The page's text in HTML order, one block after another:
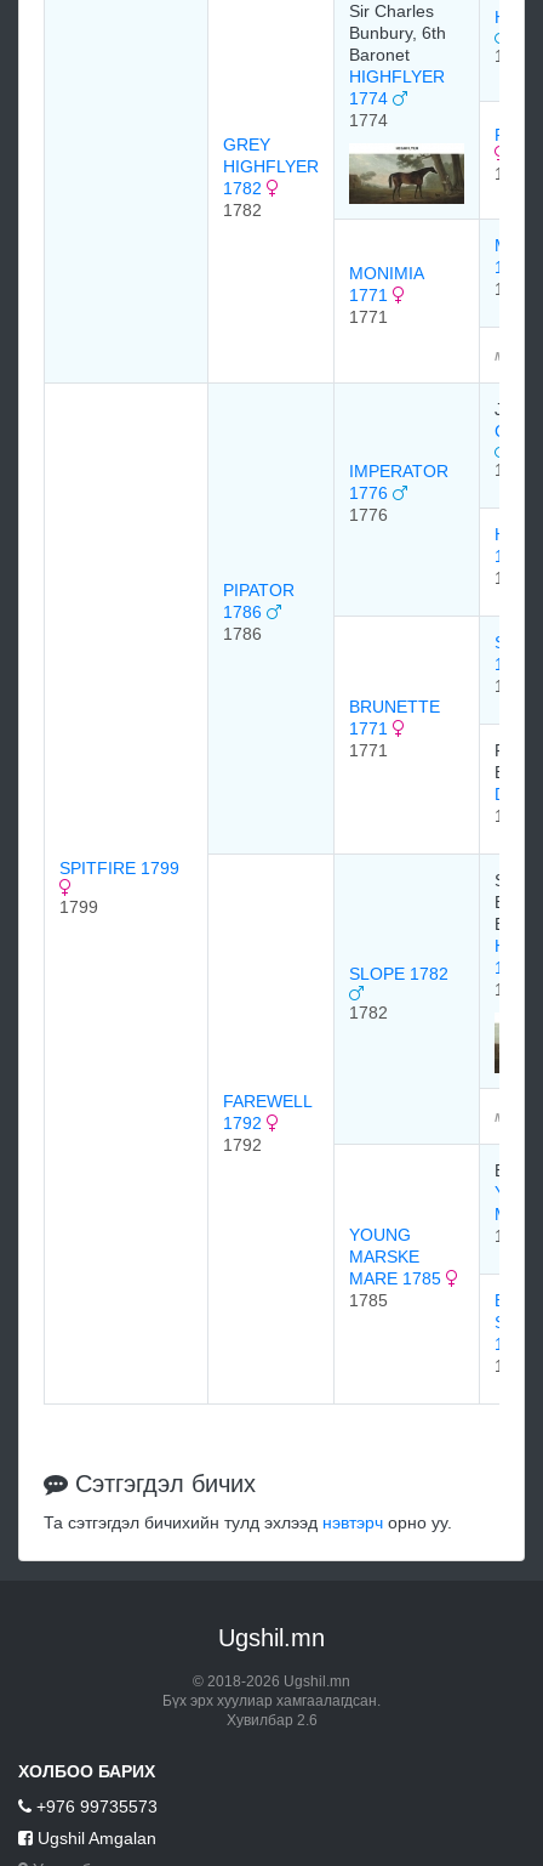
GREY
HIGHFLYER
1782
1782
Sir Charles
Bunbury, 6th
Baronet
HIGHFLYER
1774
1774
1758
1763
MONIMIA
1771
1771
1748
1748
SPITFIRE 1799
1799
PIPATOR
1786
1786
IMPERATOR
1776
1776
John
1767
1771
1771
BRUNETTE
1771
1771
1754
1754
Bertie
1764
FAREWELL
1792
1792
SLOPE 1782
1782
Sir
1774
1774
YOUNG
MARSKE
MARE 1785
1785
1771
1768
1768
Сэтгэгдэл бичих
Та сэтгэгдэл бичихийн тулд эхлээд нэвтэрч орно уу.
Ugshil.mn
© 2018-2026 Ugshil.mn
Бүх эрх хуулиар хамгаалагдсан.
Хувилбар 2.6
ХОЛБОО БАРИХ
+976 99735573
Ugshil Amgalan